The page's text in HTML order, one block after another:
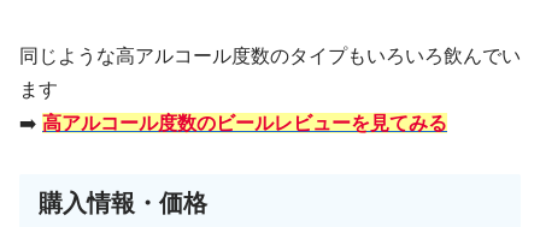
同じような高アルコール度数のタイプもいろいろ飲んでい
ます
➡️ 高アルコール度数のビールレビューを見てみる
購入情報・価格